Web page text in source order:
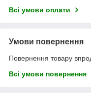
Всі умови оплати
Умови повернення
Повернення товару
Всі умови повернення